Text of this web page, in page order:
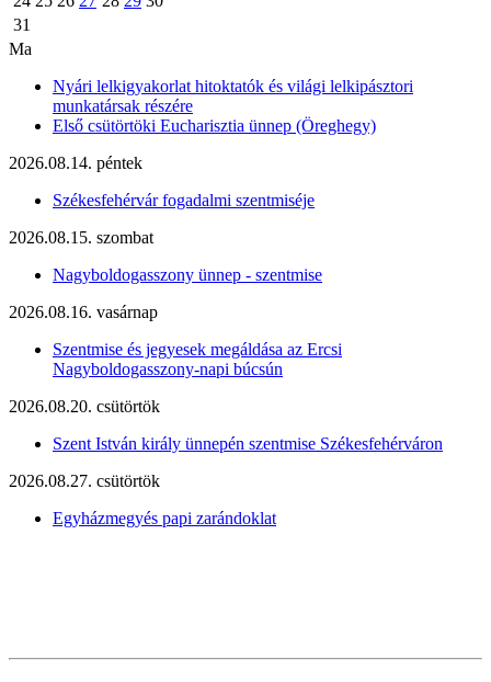
31
Ma
Nyári lelkigyakorlat hitoktatók és világi lelkipásztori
munkatársak részére
Első csütörtöki Eucharisztia ünnep (Öreghegy)
2026.08.14. péntek
Székesfehérvár fogadalmi szentmiséje
2026.08.15. szombat
Nagyboldogasszony ünnep - szentmise
2026.08.16. vasárnap
Szentmise és jegyesek megáldása az Ercsi
Nagyboldogasszony-napi búcsún
2026.08.20. csütörtök
Szent István király ünnepén szentmise Székesfehérváron
2026.08.27. csütörtök
Egyházmegyés papi zarándoklat